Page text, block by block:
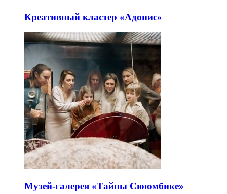
Креативный кластер «Адонис»
Музей-галерея «Тайны Сююмбике»